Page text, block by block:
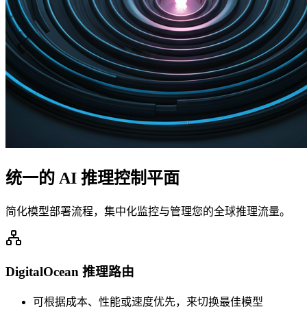
统一的 AI 推理控制平面
简化模型部署流程，集中化监控与管理您的全球推理流量。
DigitalOcean 推理路由
可根据成本、性能或速度优先，来切换最佳模型